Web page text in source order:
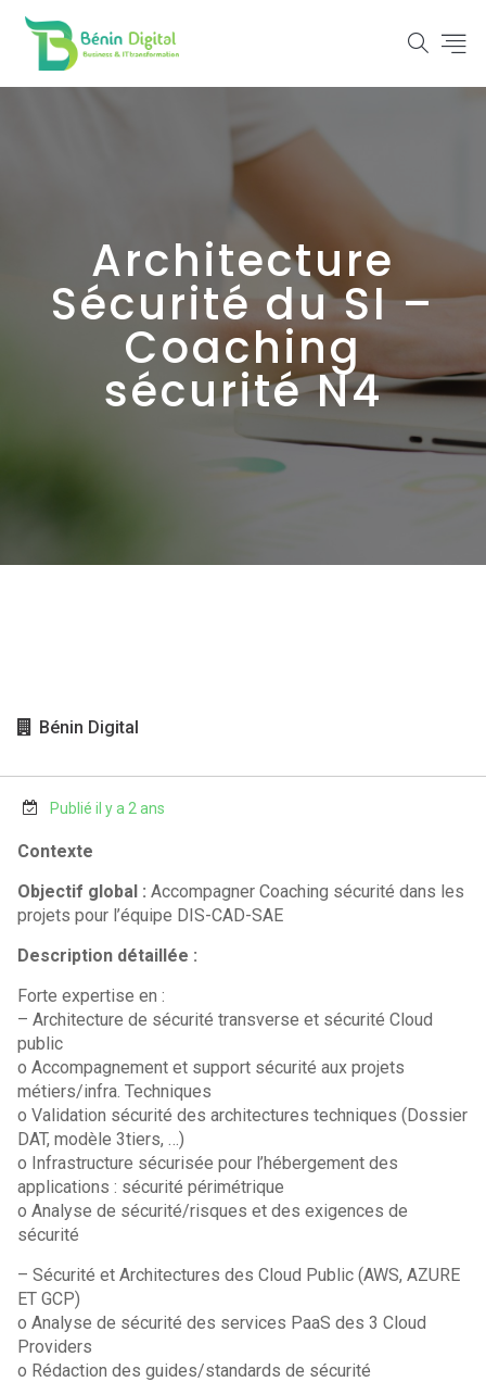
Architecture
Sécurité du SI –
Coaching
sécurité N4
Bénin Digital
Publié il y a 2 ans
Contexte
Objectif global : Accompagner Coaching sécurité dans les
projets pour l’équipe DIS-CAD-SAE
Description détaillée :
Forte expertise en :
– Architecture de sécurité transverse et sécurité Cloud
public
o Accompagnement et support sécurité aux projets
métiers/infra. Techniques
o Validation sécurité des architectures techniques (Dossier
DAT, modèle 3tiers, …)
o Infrastructure sécurisée pour l’hébergement des
applications : sécurité périmétrique
o Analyse de sécurité/risques et des exigences de
sécurité
– Sécurité et Architectures des Cloud Public (AWS, AZURE
ET GCP)
o Analyse de sécurité des services PaaS des 3 Cloud
Providers
o Rédaction des guides/standards de sécurité